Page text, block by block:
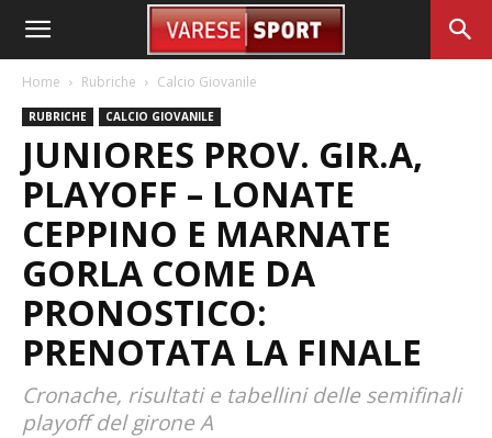
Home Rubriche Calcio Giovanile
RUBRICHE CALCIO GIOVANILE
JUNIORES PROV. GIR.A,
PLAYOFF – LONATE
CEPPINO E MARNATE
GORLA COME DA
PRONOSTICO:
PRENOTATA LA FINALE
Cronache, risultati e tabellini delle semifinali
playoff del girone A